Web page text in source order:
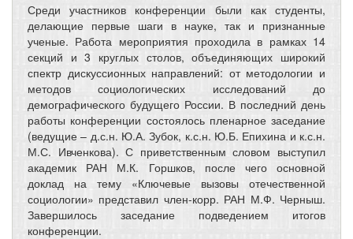
Среди участников конференции были как студенты,
делающие первые шаги в науке, так и признанные
ученые. Работа мероприятия проходила в рамках 14
секций и 3 круглых столов, объединяющих широкий
спектр дискуссионных направлений: от методологии и
методов социологических исследований до
демографического будущего России. В последний день
работы конференции состоялось пленарное заседание
(ведущие – д.с.н. Ю.А. Зубок, к.с.н. Ю.Б. Епихина и к.с.н.
М.С. Ивченкова). С приветственным словом выступил
академик РАН М.К. Горшков, после чего основной
доклад на тему «Ключевые вызовы отечественной
социологии» представил член-корр. РАН М.Ф. Черныш.
Завершилось заседание подведением итогов
конференции.